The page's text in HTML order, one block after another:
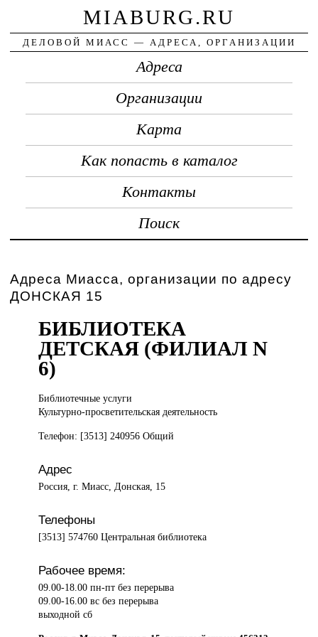
MIABURG.RU
ДЕЛОВОЙ МИАСС — АДРЕСА, ОРГАНИЗАЦИИ
Адреса
Организации
Карта
Как попасть в каталог
Контакты
Поиск
Адреса Миасса, организации по адресу
ДОНСКАЯ 15
БИБЛИОТЕКА
ДЕТСКАЯ (ФИЛИАЛ N
6)
Библиотечные услуги
Культурно-просветительская деятельность
Телефон: [3513] 240956 Общий
Адрес
Россия, г. Миасс, Донская, 15
Телефоны
[3513] 574760 Центральная библиотека
Рабочее время:
09.00-18.00 пн-пт без перерыва
09.00-16.00 вс без перерыва
выходной сб